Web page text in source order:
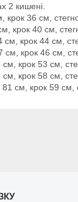
2 кишені.
36 см,
крок 40 см,
крок 44 см,
крок 46 см,
крок 53 см,
крок 58 см,
см, крок 59 см,